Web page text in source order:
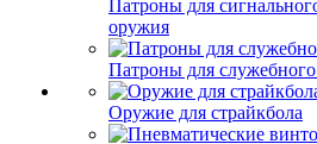
Патроны для
оружия
Патроны для
Оружие для страйкбола